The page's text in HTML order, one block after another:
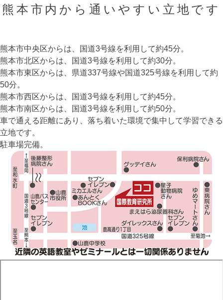
熊本市内から通いやすい立地です
熊本市中央区からは、国道3号線を利用して約45分。
熊本市北区からは、国道3号線を利用して約30分。
熊本市東区からは、県道337号線や国道325号線を利用して約
50分。
熊本市西区からは、国道3号線を利用して約45分。
熊本市南区からは、国道3号線を利用して約50分。
車で通える距離にあり、落ち着いた環境で集中して学習できる
立地です。
駐車場完備。